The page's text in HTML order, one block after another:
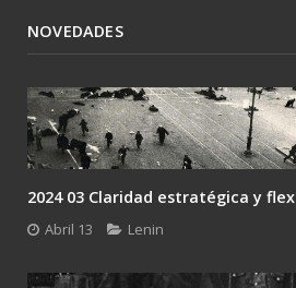
NOVEDADES
2024 02 Lenin: el único camino es
Febrero 24 Lenin